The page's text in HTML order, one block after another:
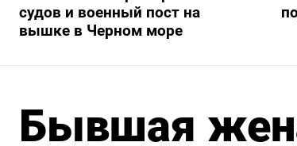
судов и военный пост на
вышке в Черном море
Бывшая